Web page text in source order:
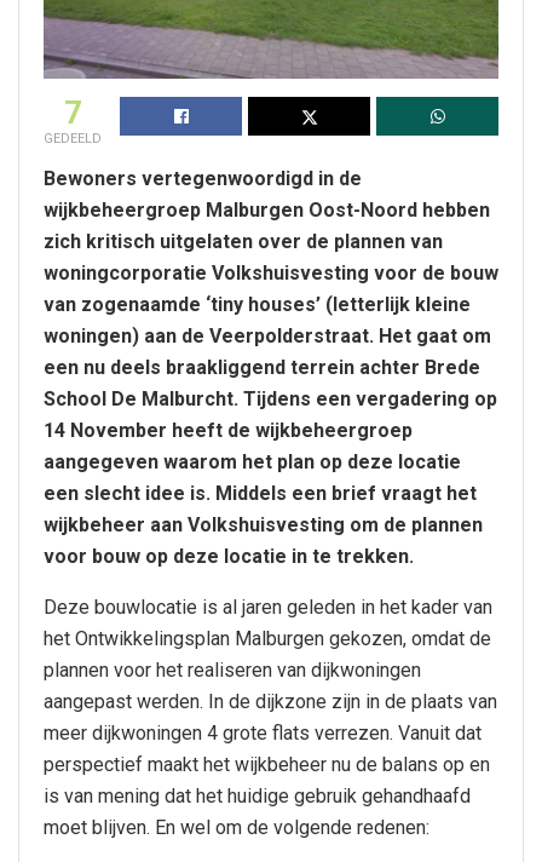
7
GEDEELD
Bewoners vertegenwoordigd in de
wijkbeheergroep Malburgen Oost-Noord hebben
zich kritisch uitgelaten over de plannen van
woningcorporatie Volkshuisvesting voor de bouw
van zogenaamde ‘tiny houses’ (letterlijk kleine
woningen) aan de Veerpolderstraat. Het gaat om
een nu deels braakliggend terrein achter Brede
School De Malburcht. Tijdens een vergadering op
14 November heeft de wijkbeheergroep
aangegeven waarom het plan op deze locatie
een slecht idee is. Middels een brief vraagt het
wijkbeheer aan Volkshuisvesting om de plannen
voor bouw op deze locatie in te trekken.
Deze bouwlocatie is al jaren geleden in het kader van
het Ontwikkelingsplan Malburgen gekozen, omdat de
plannen voor het realiseren van dijkwoningen
aangepast werden. In de dijkzone zijn in de plaats van
meer dijkwoningen 4 grote flats verrezen. Vanuit dat
perspectief maakt het wijkbeheer nu de balans op en
is van mening dat het huidige gebruik gehandhaafd
moet blijven. En wel om de volgende redenen: